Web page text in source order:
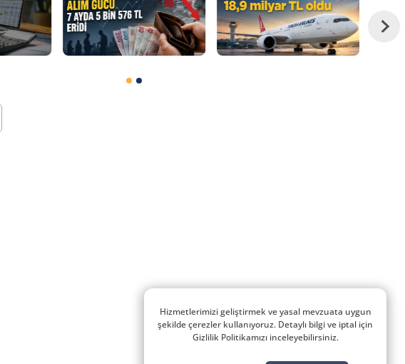
Hizmetlerimizi geliştirmek ve yasal mevzuata uygun
şekilde çerezler kullanıyoruz. Detaylı bilgi ve iptal için
Gizlilik Politikamızı inceleyebilirsiniz.